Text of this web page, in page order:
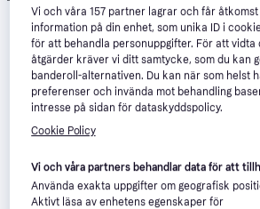
Vi och våra157 partner lagrar och får åtkomst
information på din enhet, som unika ID i
för att behandla personuppgifter. För att vidta
åtgärder kräver vi ditt samtycke, som du kan
banderoll-alternativen. Du kan när som helst
preferenser och invända mot behandling
intresse på sidan för dataskyddspolicy.
Cookie Policy
Vi och våra partners behandlar data för att
Använda exakta uppgifter om geografisk
Aktivt läsa av enhetens egenskaper för